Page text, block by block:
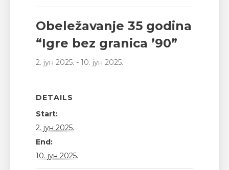
Obeležavanje 35 godina
“Igre bez granica ’90”
2. јун 2025. - 10. јун 2025.
DETAILS
Start:
2. јун 2025.
End:
10. јун 2025.